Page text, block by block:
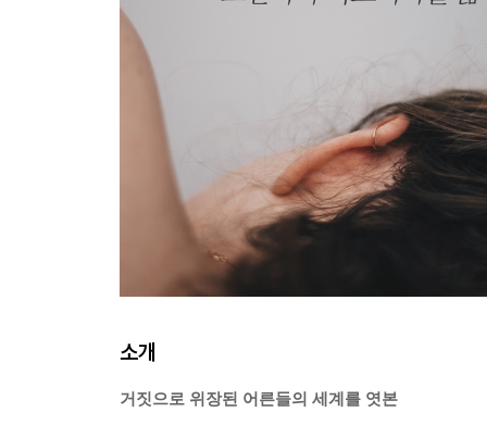
소개
거짓으로 위장된 어른들의 세계를 엿본